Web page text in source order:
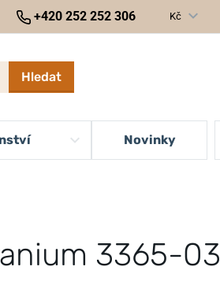
+420 252 252 306 Kč
Hledat
Novinky
3365-03